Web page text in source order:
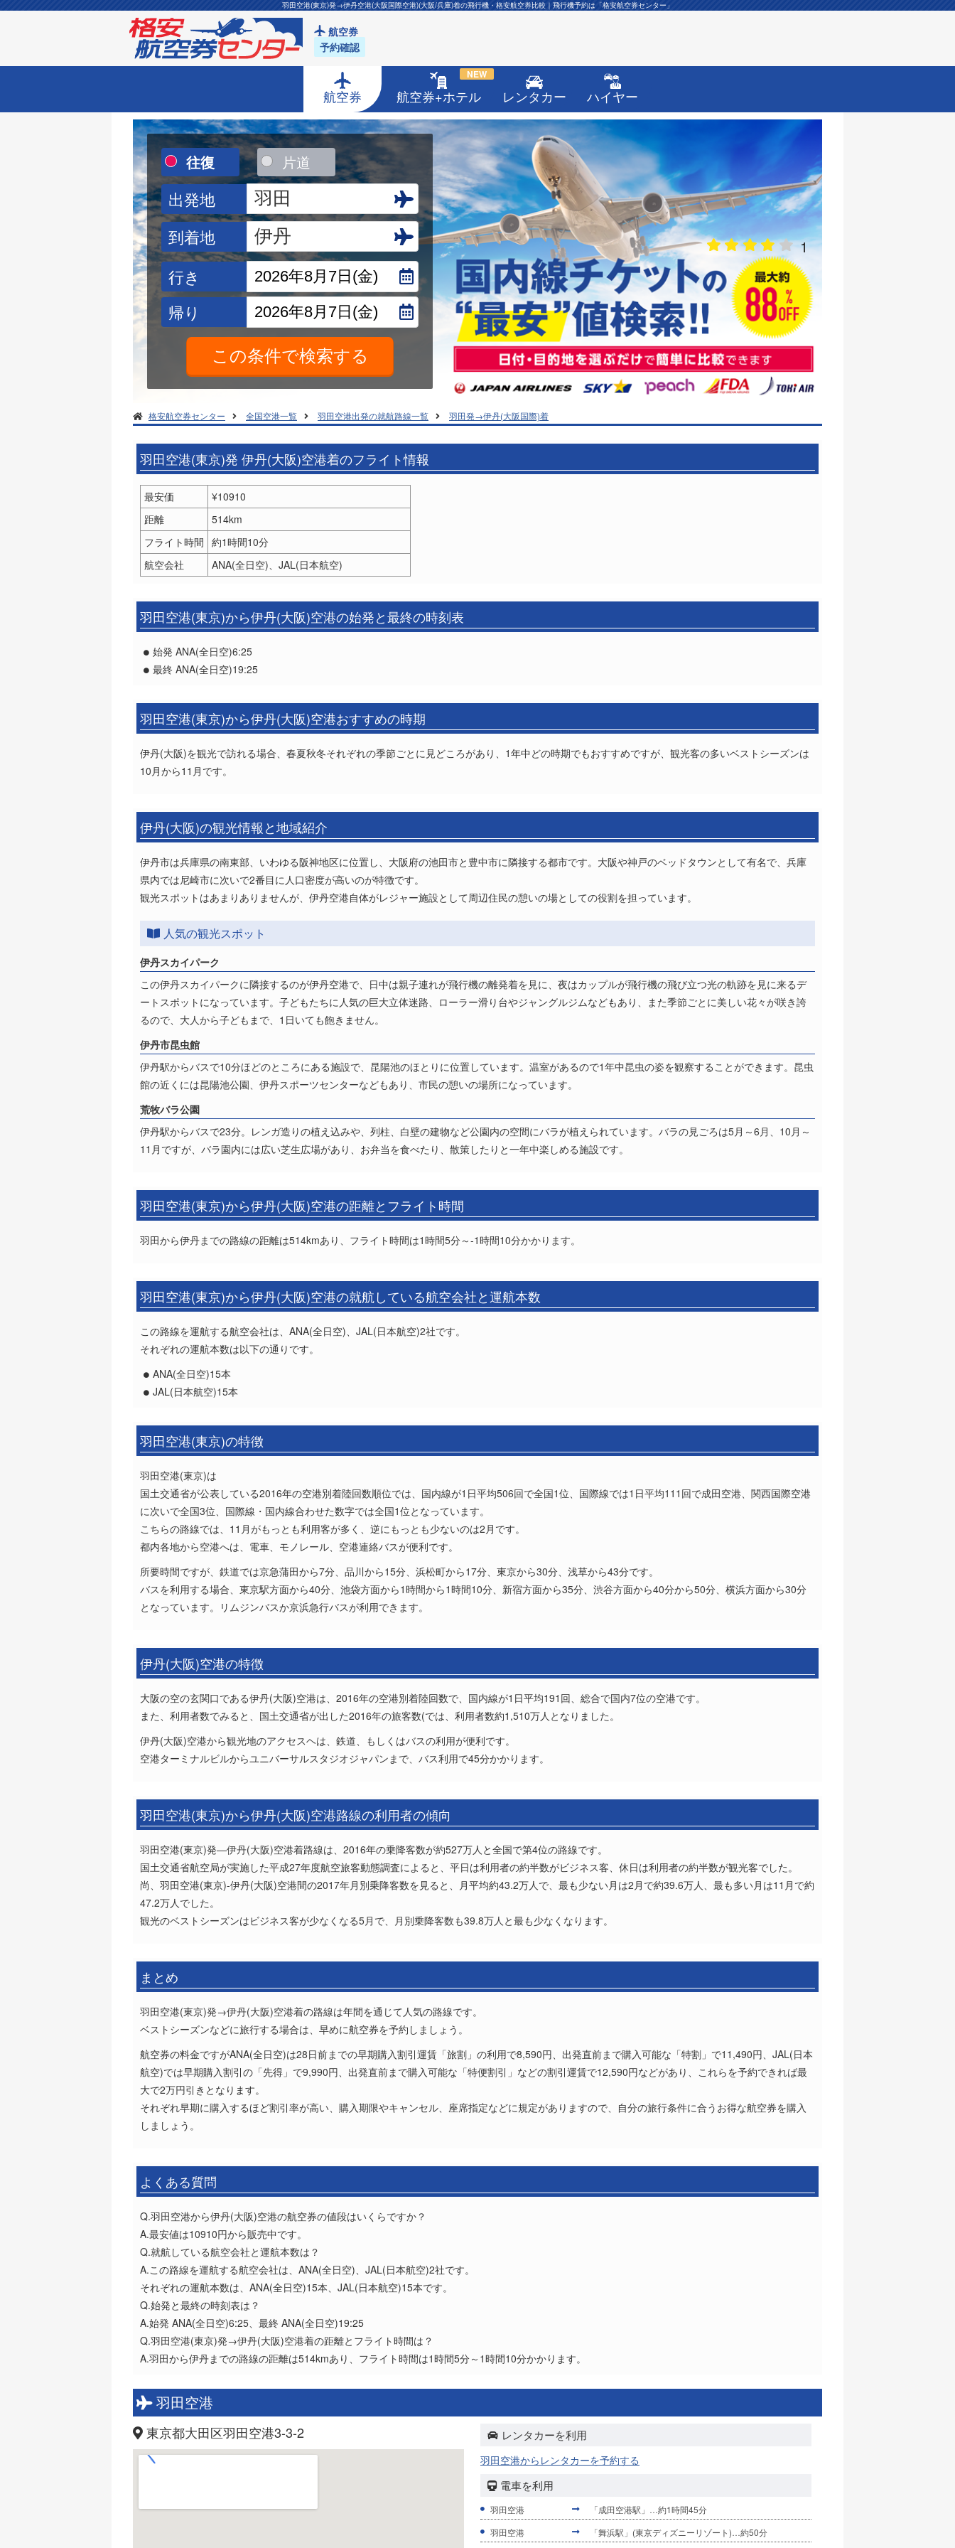
羽田空港(東京)発→伊丹空港(大阪国際空港)(大阪/兵庫)着の飛行機・格安航空券比較｜飛行機予約は「格安航空券センター」
航空券
予約確認
航空券 航空券+ホテル
NEW
レンタカー ハイヤー
1
往復 片道
出発地
到着地
行き
帰り
格安航空券センター 全国空港一覧 羽田空港出発の就航路線一覧 羽田発→伊丹(大阪国際)着
羽田空港(東京)発 伊丹(大阪)空港着のフライト情報
最安価
¥10910
距離
514km
フライト時間 約1時間10分
航空会社
ANA(全日空)、JAL(日本航空)
羽田空港(東京)から伊丹(大阪)空港の始発と最終の時刻表
始発 ANA(全日空)6:25
最終 ANA(全日空)19:25
羽田空港(東京)から伊丹(大阪)空港おすすめの時期
伊丹(大阪)を観光で訪れる場合、春夏秋冬それぞれの季節ごとに見どころがあり、1年中どの時期でもおすすめですが、観光客の多いベストシーズンは
10月から11月です。
伊丹(大阪)の観光情報と地域紹介
伊丹市は兵庫県の南東部、いわゆる阪神地区に位置し、大阪府の池田市と豊中市に隣接する都市です。大阪や神戸のベッドタウンとして有名で、兵庫
県内では尼崎市に次いで2番目に人口密度が高いのが特徴です。
観光スポットはあまりありませんが、伊丹空港自体がレジャー施設として周辺住民の憩いの場としての役割を担っています。
人気の観光スポット
伊丹スカイパーク
この伊丹スカイパークに隣接するのが伊丹空港で、日中は親子連れが飛行機の離発着を見に、夜はカップルが飛行機の飛び立つ光の軌跡を見に来るデ
ートスポットになっています。子どもたちに人気の巨大立体迷路、ローラー滑り台やジャングルジムなどもあり、また季節ごとに美しい花々が咲き誇
るので、大人から子どもまで、1日いても飽きません。
伊丹市昆虫館
伊丹駅からバスで10分ほどのところにある施設で、昆陽池のほとりに位置しています。温室があるので1年中昆虫の姿を観察することができます。昆虫
館の近くには昆陽池公園、伊丹スポーツセンターなどもあり、市民の憩いの場所になっています。
荒牧バラ公園
伊丹駅からバスで23分。レンガ造りの植え込みや、列柱、白壁の建物など公園内の空間にバラが植えられています。バラの見ごろは5月～6月、10月～
11月ですが、バラ園内には広い芝生広場があり、お弁当を食べたり、散策したりと一年中楽しめる施設です。
羽田空港(東京)から伊丹(大阪)空港の距離とフライト時間
羽田から伊丹までの路線の距離は514kmあり、フライト時間は1時間5分～-1時間10分かかります。
羽田空港(東京)から伊丹(大阪)空港の就航している航空会社と運航本数
この路線を運航する航空会社は、ANA(全日空)、JAL(日本航空)2社です。
それぞれの運航本数は以下の通りです。
ANA(全日空)15本
JAL(日本航空)15本
羽田空港(東京)の特徴
羽田空港(東京)は
国土交通省が公表している2016年の空港別着陸回数順位では、国内線が1日平均506回で全国1位、国際線では1日平均111回で成田空港、関西国際空港
に次いで全国3位、国際線・国内線合わせた数字では全国1位となっています。
こちらの路線では、11月がもっとも利用客が多く、逆にもっとも少ないのは2月です。
都内各地から空港へは、電車、モノレール、空港連絡バスが便利です。
所要時間ですが、鉄道では京急蒲田から7分、品川から15分、浜松町から17分、東京から30分、浅草から43分です。
バスを利用する場合、東京駅方面から40分、池袋方面から1時間から1時間10分、新宿方面から35分、渋谷方面から40分から50分、横浜方面から30分
となっています。リムジンバスか京浜急行バスが利用できます。
伊丹(大阪)空港の特徴
大阪の空の玄関口である伊丹(大阪)空港は、2016年の空港別着陸回数で、国内線が1日平均191回、総合で国内7位の空港です。
また、利用者数でみると、国土交通省が出した2016年の旅客数(では、利用者数約1,510万人となりました。
伊丹(大阪)空港から観光地のアクセスヘは、鉄道、もしくはバスの利用が便利です。
空港ターミナルビルからユニバーサルスタジオジャパンまで、バス利用で45分かかります。
羽田空港(東京)から伊丹(大阪)空港路線の利用者の傾向
羽田空港(東京)発―伊丹(大阪)空港着路線は、2016年の乗降客数が約527万人と全国で第4位の路線です。
国土交通省航空局が実施した平成27年度航空旅客動態調査によると、平日は利用者の約半数がビジネス客、休日は利用者の約半数が観光客でした。
尚、羽田空港(東京)-伊丹(大阪)空港間の2017年月別乗降客数を見ると、月平均約43.2万人で、最も少ない月は2月で約39.6万人、最も多い月は11月で約
47.2万人でした。
観光のベストシーズンはビジネス客が少なくなる5月で、月別乗降客数も39.8万人と最も少なくなります。
まとめ
羽田空港(東京)発→伊丹(大阪)空港着の路線は年間を通じて人気の路線です。
ベストシーズンなどに旅行する場合は、早めに航空券を予約しましょう。
航空券の料金ですがANA(全日空)は28日前までの早期購入割引運賃「旅割」の利用で8,590円、出発直前まで購入可能な「特割」で11,490円、JAL(日本
航空)では早期購入割引の「先得」で9,990円、出発直前まで購入可能な「特便割引」などの割引運賃で12,590円などがあり、これらを予約できれば最
大で2万円引きとなります。
それぞれ早期に購入するほど割引率が高い、購入期限やキャンセル、座席指定などに規定がありますので、自分の旅行条件に合うお得な航空券を購入
しましょう。
よくある質問
Q.羽田空港から伊丹(大阪)空港の航空券の値段はいくらですか？
A.最安値は10910円から販売中です。
Q.就航している航空会社と運航本数は？
A.この路線を運航する航空会社は、ANA(全日空)、JAL(日本航空)2社です。
それぞれの運航本数は、ANA(全日空)15本、JAL(日本航空)15本です。
Q.始発と最終の時刻表は？
A.始発 ANA(全日空)6:25、最終 ANA(全日空)19:25
Q.羽田空港(東京)発→伊丹(大阪)空港着の距離とフライト時間は？
A.羽田から伊丹までの路線の距離は514kmあり、フライト時間は1時間5分～1時間10分かかります。
羽田空港
東京都大田区羽田空港3-3-2 レンタカーを利用
羽田空港からレンタカーを予約する
電車を利用
羽田空港
「成田空港駅」…約1時間45分
羽田空港
「舞浜駅」(東京ディズニーリゾート)…約50分